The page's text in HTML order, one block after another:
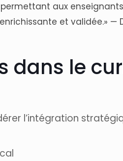
aux
et validée.» —
dans le
l’intégration